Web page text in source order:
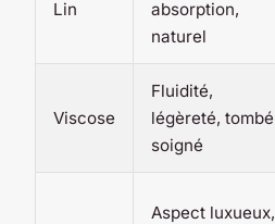
Lin
absorption,
naturel
Viscose
Fluidité,
légèreté, tombé
soigné
Aspect luxueux,